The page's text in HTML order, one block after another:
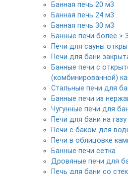
Банная печь 20 м3
Банная печь 24 м3
Банная печь 30 м3
Банные печи более >
Печи для сауны
Печи для бани
Банные печи с
(комбинированной)
Стальные печи для
Банные печи из
Чугунные печи для
Печи для бани на газу
Печи с баком для
Печи в облицовке
Банные печи сетка
Дровяные печи для
Печь для бани со